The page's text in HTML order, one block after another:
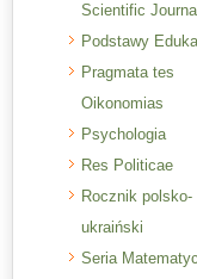
Scientific Journal
Podstawy
Pragmata tes
Oikonomias
Psychologia
Res Politicae
Rocznik polsko-
ukraiński
Seria